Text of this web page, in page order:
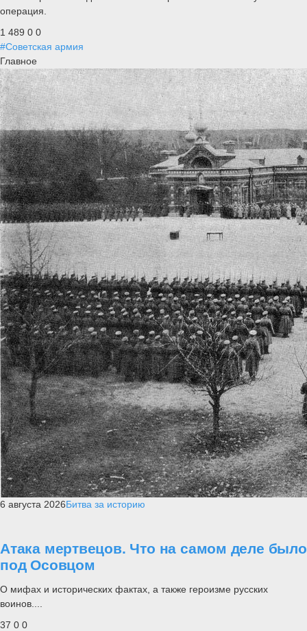
операция.
1 489 0 0
#Советская армия
Главное
6 августа 2026Битва за историю
Атака мертвецов. Что на самом деле было
под Осовцом
О мифах и исторических фактах, а также героизме русских
воинов....
37 0 0